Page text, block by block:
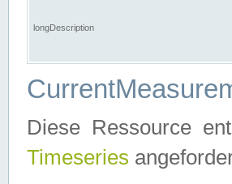
longDescription
Diese Ressource
Timeseries